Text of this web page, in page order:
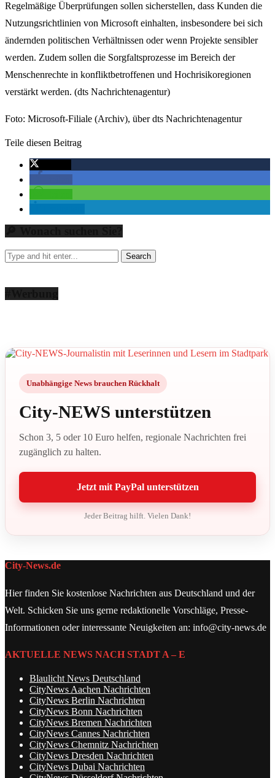
Regelmäßige Überprüfungen sollen sicherstellen, dass Kunden die
Nutzungsrichtlinien von Microsoft einhalten, insbesondere bei sich
ändernden politischen Verhältnissen oder wenn Projekte sensibler
werden. Zudem sollen die Sorgfaltsprozesse im Bereich der
Menschenrechte in konfliktbetroffenen und Hochrisikoregionen
verstärkt werden. (dts Nachrichtenagentur)
Foto: Microsoft-Filiale (Archiv), über dts Nachrichtenagentur
Teile diesen Beitrag
Unabhängige News brauchen Rückhalt
City-NEWS unterstützen
Schon 3, 5 oder 10 Euro helfen, regionale Nachrichten frei
zugänglich zu halten.
Jetzt mit PayPal unterstützen
Jeder Beitrag hilft. Vielen Dank!
City-News.de
Hier finden Sie kostenlose Nachrichten aus Deutschland und der
Welt. Schicken Sie uns gerne redaktionelle Vorschläge, Presse-
Informationen oder interessante Neuigkeiten an: info@city-news.de
AKTUELLE NEWS NACH STADT A – E
Blaulicht News Deutschland
CityNews Aachen Nachrichten
CityNews Berlin Nachrichten
CityNews Bonn Nachrichten
CityNews Bremen Nachrichten
CityNews Cannes Nachrichten
CityNews Chemnitz Nachrichten
CityNews Dresden Nachrichten
CityNews Dubai Nachrichten